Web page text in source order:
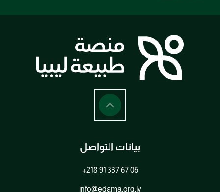
بيانات التواصل
+218 91 337 67 06
info@edama.org.ly